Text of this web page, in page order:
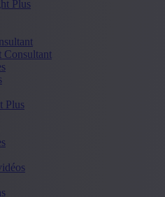
Plus
Consultant
Plus